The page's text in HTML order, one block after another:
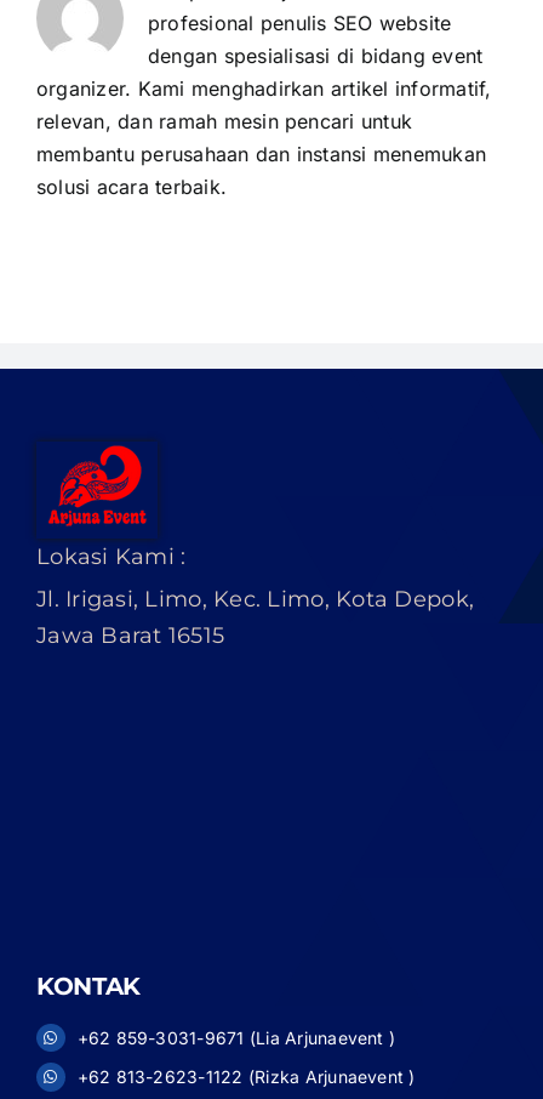
profesional penulis SEO website
dengan spesialisasi di bidang event
organizer. Kami menghadirkan artikel informatif,
relevan, dan ramah mesin pencari untuk
membantu perusahaan dan instansi menemukan
solusi acara terbaik.
Lokasi Kami :
Jl. Irigasi, Limo, Kec. Limo, Kota Depok,
Jawa Barat 16515
KONTAK
+62 859-3031-9671 (Lia Arjunaevent )
+62 813-2623-1122 (Rizka Arjunaevent )